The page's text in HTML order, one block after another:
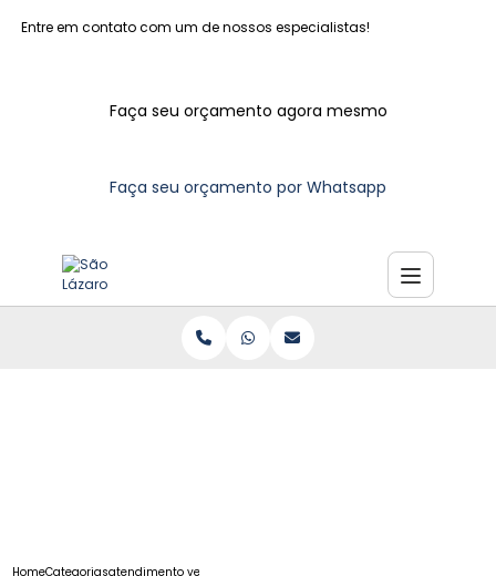
Entre em contato com um de nossos especialistas!
Faça seu orçamento agora mesmo
Faça seu orçamento por Whatsapp
HomeCategoriasatendimento veterinario